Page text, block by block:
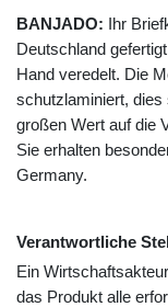
BANJADO: Ihr
Deutschland
Hand veredelt. Die
schutzlaminiert, dies
großen Wert auf die
Sie erhalten
Germany.
Verantwortliche
Ein
das Produkt alle